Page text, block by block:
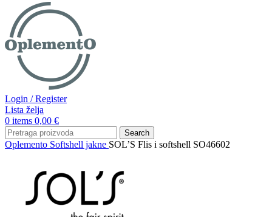
Login / Register
Lista želja
0 items 0,00 €
Search
Oplemento Softshell jakne SOL’S Flis i softshell SO46602